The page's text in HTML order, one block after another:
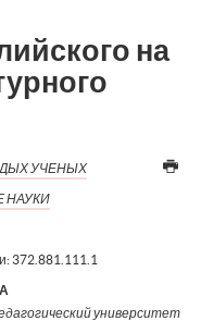
на
УЧЕНЫХ
НАУКИ
372.881.111.1
университет